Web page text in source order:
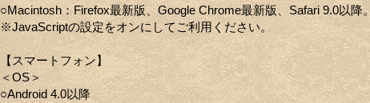
○Macintosh：Firefox最新版、Google Chrome最新版、Safari 9.0以降。
※JavaScriptの設定をオンにしてご利用ください。
【スマートフォン】
＜OS＞
○Android 4.0以降